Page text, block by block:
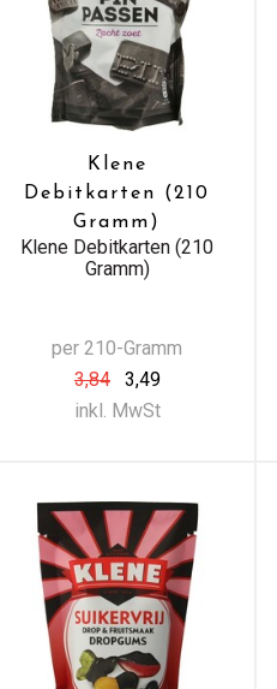
Klene
Debitkarten (210
Gramm)
Klene Debitkarten (210
Gramm)
per 210-Gramm
3,84
3,49
inkl. MwSt